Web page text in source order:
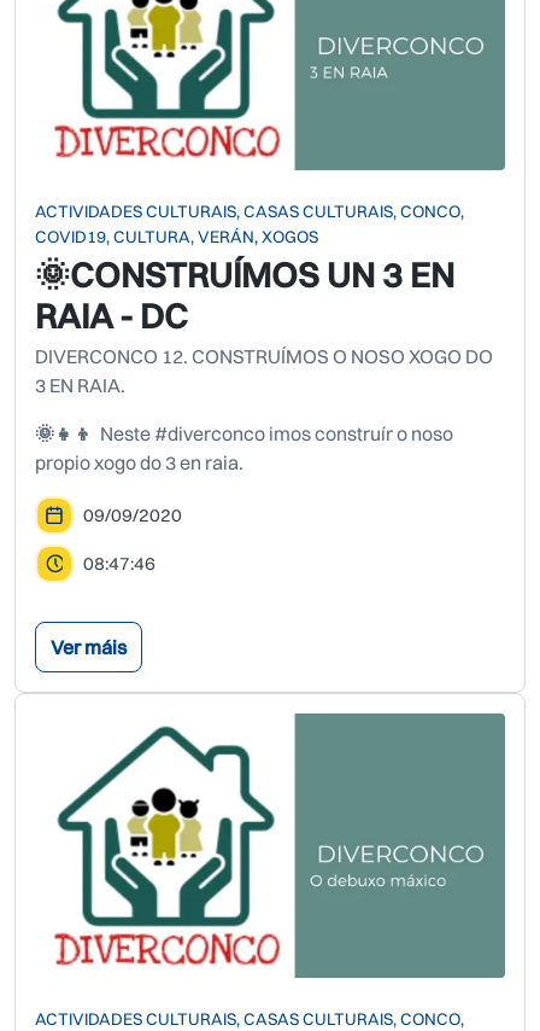
ACTIVIDADES CULTURAIS, CASAS CULTURAIS, CONCO,
COVID19, CULTURA, VERÁN, XOGOS
🌞CONSTRUÍMOS UN 3 EN
RAIA - DC
DIVERCONCO 12. CONSTRUÍMOS O NOSO XOGO DO
3 EN RAIA.
🌞👧👦 Neste #diverconco imos construír o noso
propio xogo do 3 en raia.
09/09/2020
08:47:46
Ver máis
ACTIVIDADES CULTURAIS, CASAS CULTURAIS, CONCO,